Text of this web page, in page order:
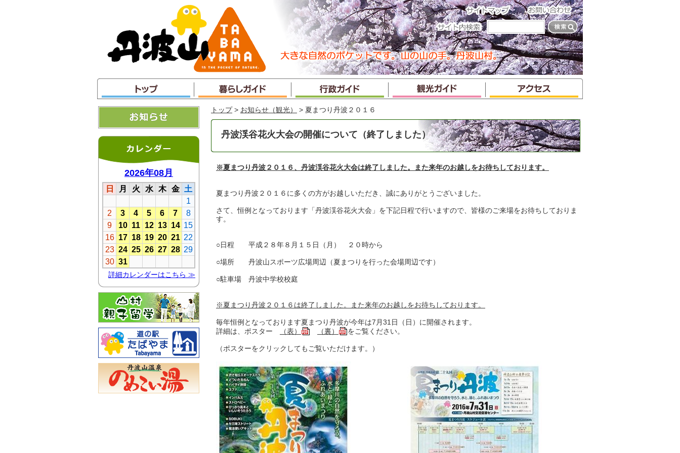
ャ
ン
プ
トップ > お知らせ（観光） > 夏まつり丹波２０１６
丹波渓谷花火大会の開催について（終了しました）
※夏まつり丹波２０１６、丹波渓谷花火大会は終了しました。また来年のお越しをお待ちしております。
夏まつり丹波２０１６に多くの方がお越しいただき、誠にありがとうございました。
さて、恒例となっております「丹波渓谷花火大会」を下記日程で行いますので、皆様のご来場をお待ちしておりま
す。
○日程 平成２８年８月１５日（月） ２０時から
○場所 丹波山スポーツ広場周辺（夏まつりを行った会場周辺です）
○駐車場 丹波中学校校庭
※夏まつり丹波２０１６は終了しました。また来年のお越しをお待ちしております。
毎年恒例となっております夏まつり丹波が今年は7月31日（日）に開催されます。
詳細は、ポスター
（表） （裏） をご覧ください。
（ポスターをクリックしてもご覧いただけます。）